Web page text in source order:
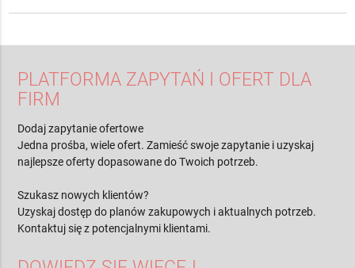
PLATFORMA ZAPYTAŃ I OFERT DLA
FIRM
Dodaj zapytanie ofertowe
Jedna prośba, wiele ofert. Zamieść swoje zapytanie i uzyskaj
najlepsze oferty dopasowane do Twoich potrzeb.
Szukasz nowych klientów?
Uzyskaj dostęp do planów zakupowych i aktualnych potrzeb.
Kontaktuj się z potencjalnymi klientami.